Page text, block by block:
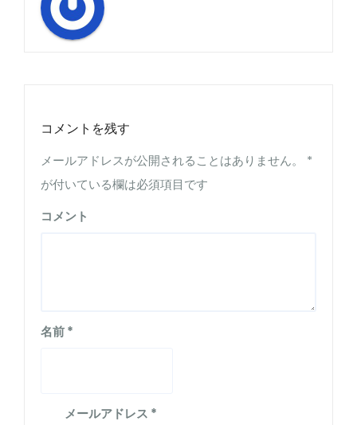
コメントを残す
メールアドレスが公開されることはありません。
*
が付いている欄は必須項目です
コメント
名前*
メールアドレス *